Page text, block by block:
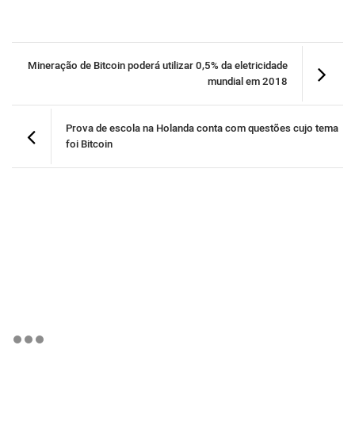
Mineração de Bitcoin poderá utilizar 0,5% da eletricidade
mundial em 2018
Prova de escola na Holanda conta com questões cujo tema
foi Bitcoin